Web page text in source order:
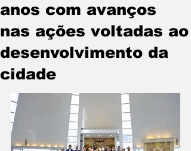
anos com avanços
nas ações voltadas ao
desenvolvimento da
cidade